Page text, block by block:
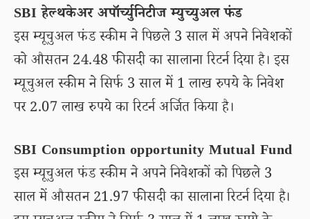
SBI हेल्थकेअर अपॉर्च्युनिटीज म्युच्युअल फंड
इस म्यूचुअल फंड स्कीम ने पिछले 3 साल में अपने निवेशकों
को औसतन 24.48 फीसदी का सालाना रिटर्न दिया है। इस
म्यूचुअल स्कीम ने सिर्फ 3 साल में 1 लाख रुपये के निवेश
पर 2.07 लाख रुपये का रिटर्न अर्जित किया है।
SBI Consumption opportunity Mutual Fund
इस म्यूचुअल फंड स्कीम ने अपने निवेशकों को पिछले 3
साल में औसतन 21.97 फीसदी का सालाना रिटर्न दिया है।